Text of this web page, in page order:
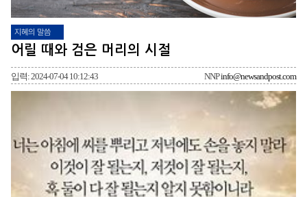
지혜의 말씀
어릴 때와 검은 머리의 시절
입력: 2024-07-04 10:12:43 NNPinfo@newsandpost.com